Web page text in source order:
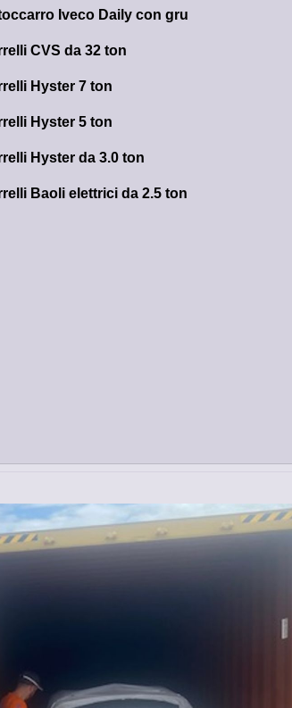
Iveco Daily con gru
CVS da 32 ton
Hyster 7 ton
Hyster 5 ton
Hyster da 3.0 ton
Baoli elettrici da 2.5 ton